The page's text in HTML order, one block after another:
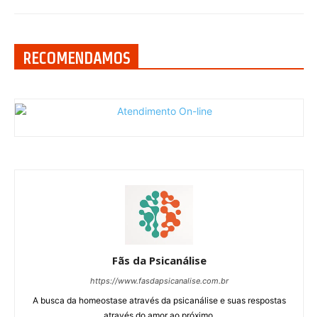
RECOMENDAMOS
Fãs da Psicanálise
https://www.fasdapsicanalise.com.br
A busca da homeostase através da psicanálise e suas respostas